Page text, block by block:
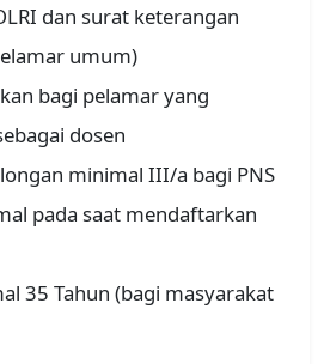
dan surat keterangan
umum)
bagi pelamar yang
dosen
minimal III/a bagi PNS
pada saat mendaftarkan
35 Tahun (bagi masyarakat